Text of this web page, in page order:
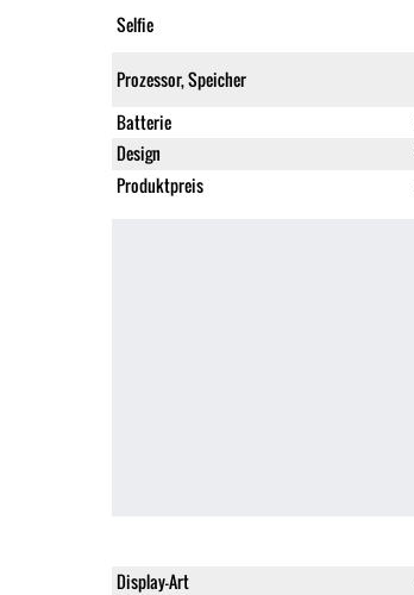
Selfie
Prozessor, Speicher
Batterie
Design
Produktpreis
Display-Art